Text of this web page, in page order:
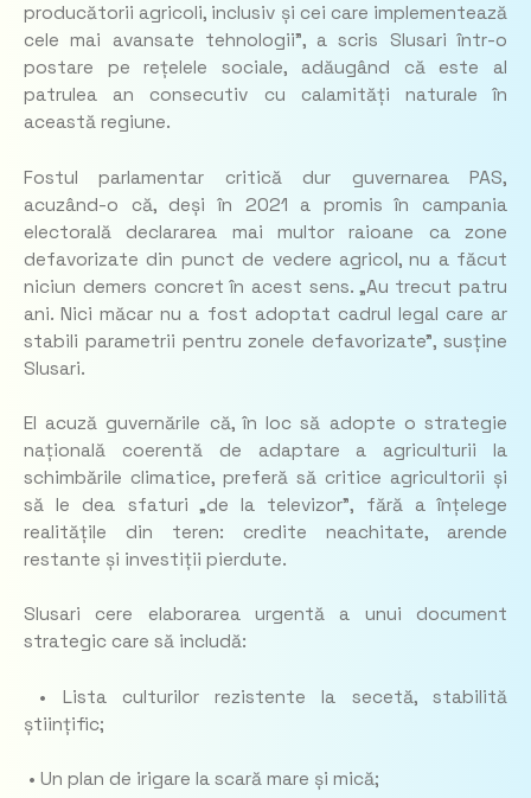
producătorii agricoli, inclusiv și cei care implementează
cele mai avansate tehnologii”, a scris Slusari într-o
postare pe rețelele sociale, adăugând că este al
patrulea an consecutiv cu calamități naturale în
această regiune.
Fostul parlamentar critică dur guvernarea PAS,
acuzând-o că, deși în 2021 a promis în campania
electorală declararea mai multor raioane ca zone
defavorizate din punct de vedere agricol, nu a făcut
niciun demers concret în acest sens. „Au trecut patru
ani. Nici măcar nu a fost adoptat cadrul legal care ar
stabili parametrii pentru zonele defavorizate”, susține
Slusari.
El acuză guvernările că, în loc să adopte o strategie
națională coerentă de adaptare a agriculturii la
schimbările climatice, preferă să critice agricultorii și
să le dea sfaturi „de la televizor”, fără a înțelege
realitățile din teren: credite neachitate, arende
restante și investiții pierdute.
Slusari cere elaborarea urgentă a unui document
strategic care să includă:
• Lista culturilor rezistente la secetă, stabilită
științific;
• Un plan de irigare la scară mare și mică;